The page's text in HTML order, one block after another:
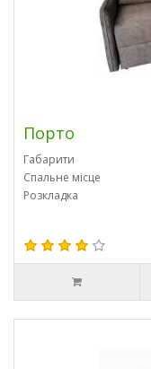
Порто
Габарити
Спальне місце
Розкладка